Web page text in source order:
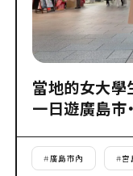
當地的女大學
一日遊廣島市
#廣島市內 #宮